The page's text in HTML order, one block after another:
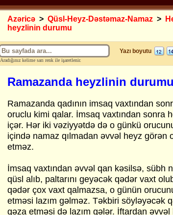
Azəricə > Qüsl-Heyz-Dəstəmaz-Namaz >
heyzlinin durumu
Aradığınız kelime sarı renk ile işaretlenir.
Yazı boyutu
Ramazanda heyzlinin durumu
Ramazanda qadının imsaq vaxtından
oruclu kimi qalar. İmsaq vaxtından sonra
içər. Hər iki vəziyyətdə də o günkü
içində namaz qılmadan əvvəl heyz görən
etməz.
İmsaq vaxtından əvvəl qan kəsilsə, sübh
qüsl alıb, paltarını geyəcək qədər vaxt
qədər çox vaxt qalmazsa, o günün
etməsi lazım gəlməz. Təkbiri söyləyəcək
qəza etməsi də lazım gələr. İftardan